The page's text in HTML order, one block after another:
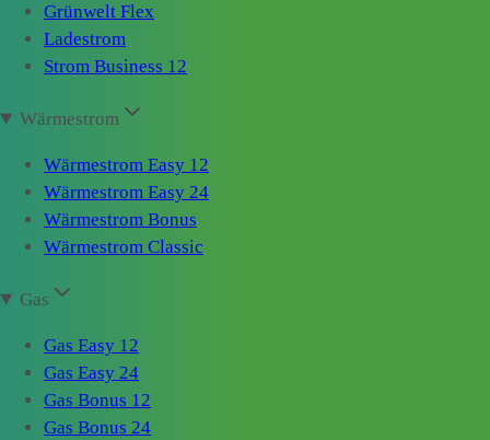
Grünwelt Flex
Ladestrom
Strom Business 12
Wärmestrom
Wärmestrom Easy 12
Wärmestrom Easy 24
Wärmestrom Bonus
Wärmestrom Classic
Gas
Gas Easy 12
Gas Easy 24
Gas Bonus 12
Gas Bonus 24